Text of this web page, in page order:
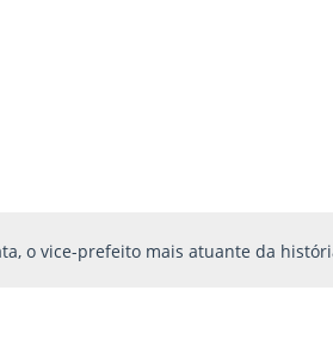
o vice-prefeito mais atuante da